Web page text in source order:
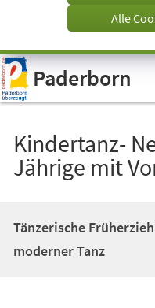
Visuelle
Assistenzsoftware
öffnen.
Alle
Paderborn
Kindertanz-
Jährige mit
Tänzerische
moderner Tanz